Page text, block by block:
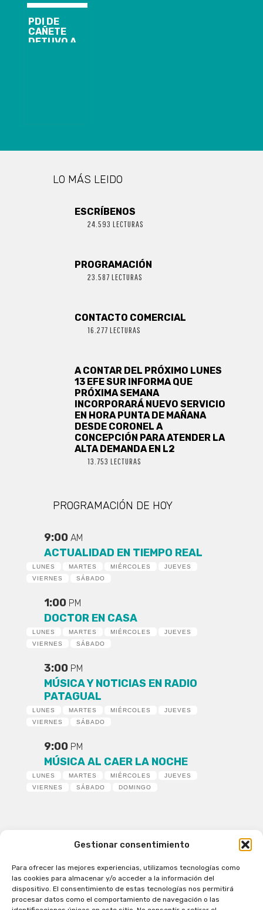
Gestionar consentimiento
Para ofrecer las mejores experiencias, utilizamos tecnologías como
las cookies para almacenar y/o acceder a la información del
dispositivo. El consentimiento de estas tecnologías nos permitirá
procesar datos como el comportamiento de navegación o las
PDI DE
CAÑETE
DETUVO A
LO MÁS LEIDO
ESCRÍBENOS
24.593 LECTURAS
PROGRAMACIÓN
23.587 LECTURAS
CONTACTO COMERCIAL
16.277 LECTURAS
A CONTAR DEL PRÓXIMO LUNES
13 EFE SUR INFORMA QUE
PRÓXIMA SEMANA
INCORPORARÁ NUEVO SERVICIO
EN HORA PUNTA DE MAÑANA
DESDE CORONEL A
CONCEPCIÓN PARA ATENDER LA
ALTA DEMANDA EN L2
13.753 LECTURAS
PROGRAMACIÓN DE HOY
9:00 AM
ACTUALIDAD EN TIEMPO REAL
LUNES MARTES MIÉRCOLES
JUEVES
VIERNES
SÁBADO
1:00 PM
DOCTOR EN CASA
LUNES MARTES MIÉRCOLES
JUEVES
VIERNES
SÁBADO
3:00 PM
MÚSICA Y NOTICIAS EN RADIO
PATAGUAL
LUNES MARTES MIÉRCOLES
JUEVES
VIERNES
SÁBADO
9:00 PM
MÚSICA AL CAER LA NOCHE
LUNES MARTES MIÉRCOLES
JUEVES
VIERNES
SÁBADO DOMINGO
Patagual Radio Digital 2026 - Todos los derechos
reservados